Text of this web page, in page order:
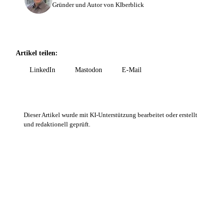
Gründer und Autor von KIberblick
Artikel teilen:
LinkedIn Mastodon E-Mail
Dieser Artikel wurde mit KI-Unterstützung bearbeitet oder erstellt
und redaktionell geprüft.